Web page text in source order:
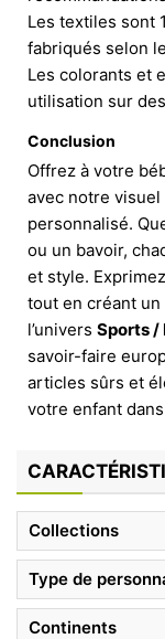
Les textiles sont
fabriqués selon
Les colorants et
utilisation sur
Conclusion
Offrez à votre
avec notre visuel
personnalisé.
ou un bavoir,
et style.
tout en créant
l’univers Sports /
savoir-faire
articles sûrs et
votre enfant
Collections
Type de
Continents